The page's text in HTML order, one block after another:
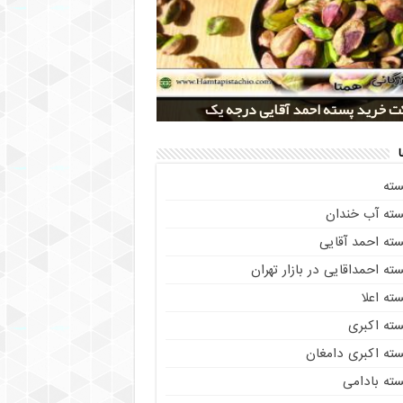
کلی پسته شور اکبری صادراتی
خرید پسته احمد آقایی درجه یک
تولید پسته صادراتی رفسنجان
خريد پسته رفسنجان صادراتی
خرید پسته اکبری بسته بندی شده
آب خندان
احمد آقایی
احمداقایی در بازار تهران
اعلا
اکبری
اکبری دامغان
بادامی